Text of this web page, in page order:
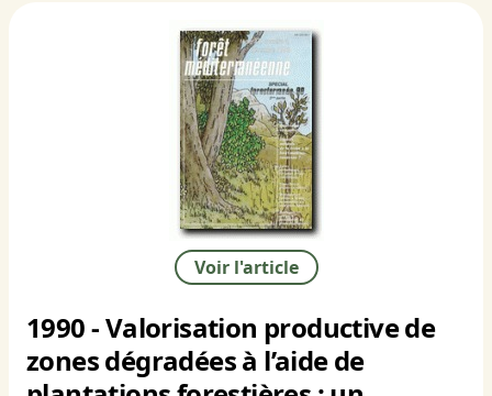
Voir l'article
1990 - Valorisation productive de
zones dégradées à l’aide de